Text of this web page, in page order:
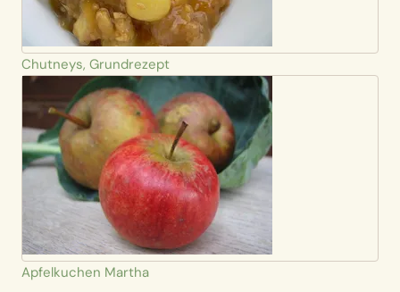
Chutneys, Grundrezept
Apfelkuchen Martha